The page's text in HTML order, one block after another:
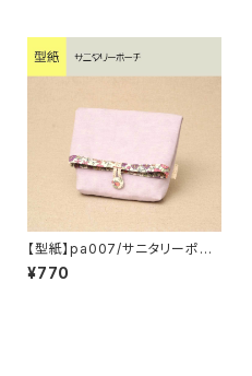
【型紙】pa007/サニタリーポー
チ
¥770